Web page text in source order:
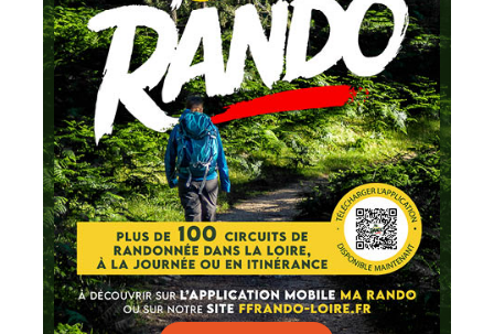
Chaque mois
testez un circuit labellisé
FFRandonnée
Lire par ici